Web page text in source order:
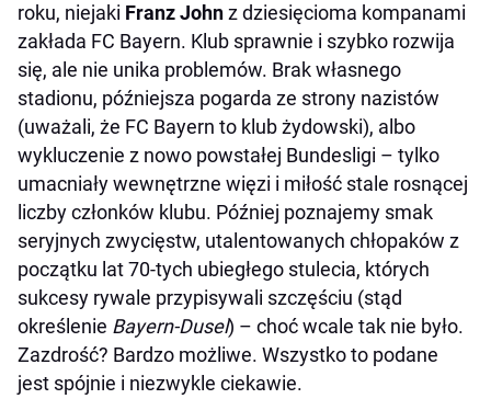
roku, niejaki Franz Johnz dziesięcioma kompanami
zakłada FC Bayern. Klub sprawnie i szybko rozwija
się, ale nie unika problemów. Brak własnego
stadionu, późniejsza pogarda ze strony nazistów
(uważali, że FC Bayern to klub żydowski), albo
wykluczenie z nowo powstałej Bundesligi – tylko
umacniały wewnętrzne więzi i miłość stale rosnącej
liczby członków klubu. Później poznajemy smak
seryjnych zwycięstw, utalentowanych chłopaków z
początku lat 70-tych ubiegłego stulecia, których
sukcesy rywale przypisywali szczęściu (stąd
określenie Bayern-Dusel) – choć wcale tak nie było.
Zazdrość? Bardzo możliwe. Wszystko to podane
jest spójnie i niezwykle ciekawie.